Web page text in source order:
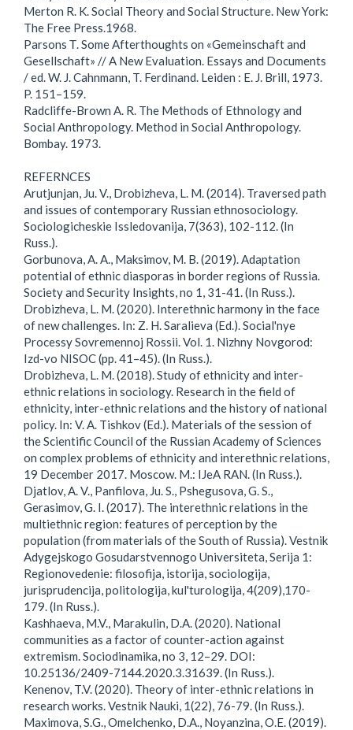
Merton R. K. Social Theory and Social Structure. New York:
The Free Press.1968.
Parsons Т. Some Afterthoughts on «Gemeinschaft and
Gesellschaft» // A New Evaluation. Essays and Documents
/ ed. W. J. Cahnmann, T. Ferdinand. Leiden : E. J. Brill, 1973.
P. 151–159.
Radcliffe-Brown A. R. The Methods of Ethnology and
Social Anthropology. Method in Social Anthropology.
Bombay. 1973.
REFERNCES
Arutjunjan, Ju. V., Drobizheva, L. M. (2014). Traversed path
and issues of contemporary Russian ethnosociology.
Sociologicheskie Issledovanija, 7(363), 102-112. (In
Russ.).
Gorbunova, A. A., Maksimov, M. B. (2019). Adaptation
potential of ethnic diasporas in border regions of Russia.
Society and Security Insights, no 1, 31-41. (In Russ.).
Drobizheva, L. M. (2020). Interethnic harmony in the face
of new challenges. In: Z. H. Saralieva (Ed.). Social'nye
Processy Sovremennoj Rossii. Vol. 1. Nizhny Novgorod:
Izd-vo NISOC (pp. 41–45). (In Russ.).
Drobizheva, L. M. (2018). Study of ethnicity and inter-
ethnic relations in sociology. Research in the field of
ethnicity, inter-ethnic relations and the history of national
policy. In: V. A. Tishkov (Ed.). Materials of the session of
the Scientific Council of the Russian Academy of Sciences
on complex problems of ethnicity and interethnic relations,
19 December 2017. Moscow. M.: IJeA RAN. (In Russ.).
Djatlov, A. V., Panfilova, Ju. S., Pshegusova, G. S.,
Gerasimov, G. I. (2017). The interethnic relations in the
multiethnic region: features of perception by the
population (from materials of the South of Russia). Vestnik
Adygejskogo Gosudarstvennogo Universiteta, Serija 1:
Regionovedenie: filosofija, istorija, sociologija,
jurisprudencija, politologija, kul'turologija, 4(209),170-
179. (In Russ.).
Kashhaeva, M.V., Marakulin, D.A. (2020). National
communities as a factor of counter-action against
extremism. Sociodinamika, no 3, 12–29. DOI:
10.25136/2409-7144.2020.3.31639. (In Russ.).
Kenenov, T.V. (2020). Theory of inter-ethnic relations in
research works. Vestnik Nauki, 1(22), 76-79. (In Russ.).
Maximova, S.G., Omelchenko, D.A., Noyanzina, O.E. (2019).